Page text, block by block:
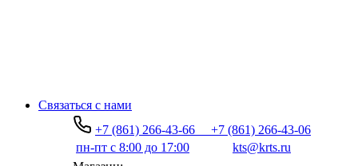
Связаться с нами
+7 (861) 266-43-66
+7 (861) 266-43-06
пн-пт с 8:00 до 17:00
kts@krts.ru